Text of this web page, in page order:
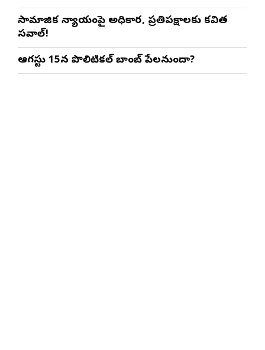
సామాజిక న్యాయంపై అధికార, ప్రతిపక్షాలకు కవిత
సవాల్!
ఆగస్టు 15న పొలిటికల్ బాంబ్ పేలనుందా?